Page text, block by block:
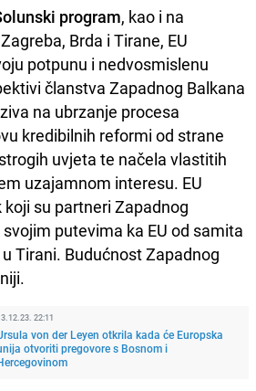
program, kao i na
Brda i Tirane, EU
potpunu i nedvosmislenu
članstva Zapadnog Balkana
na ubrzanje procesa
kredibilnih reformi od strane
uvjeta te načela vlastitih
uzajamnom interesu. EU
su partneri Zapadnog
putevima ka EU od samita
Tirani. Budućnost Zapadnog
22:11
von der Leyen otkrila kada će Europska
otvoriti pregovore s Bosnom i